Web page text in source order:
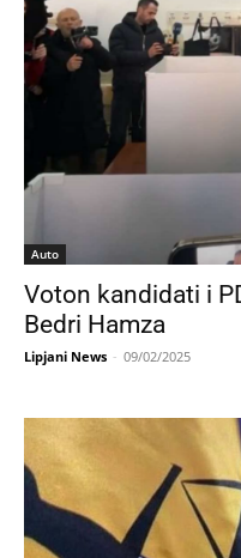
Auto
Voton kandidati i
Bedri Hamza
Lipjani News - 09/02/2025